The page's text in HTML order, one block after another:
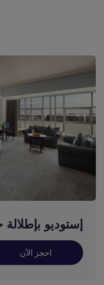
إستوديو
احجز الآن